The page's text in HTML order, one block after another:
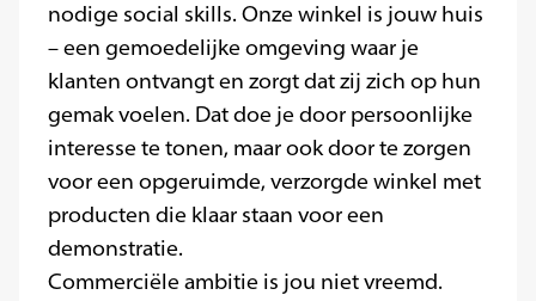
nodige social skills. Onze winkel is jouw huis
– een gemoedelijke omgeving waar je
klanten ontvangt en zorgt dat zij zich op hun
gemak voelen. Dat doe je door persoonlijke
interesse te tonen, maar ook door te zorgen
voor een opgeruimde, verzorgde winkel met
producten die klaar staan voor een
demonstratie.
Commerciële ambitie is jou niet vreemd.